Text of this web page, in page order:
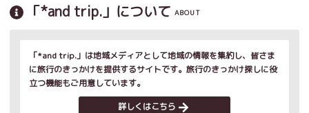
「*and trip.」について ABOUT
「*and trip.」は地域メディアとして地域の情報を集約し、皆さま
に旅行のきっかけを提供するサイトです。旅行のきっかけ探しに役
立つ機能もご用意しています。
詳しくはこちら